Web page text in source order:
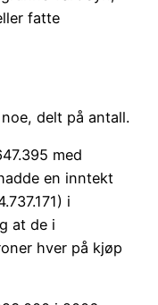
fatte
delt på antall.
med
en inntekt
i
at de i
hver på kjøp